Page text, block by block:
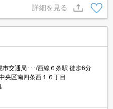
ット犬猫可。追焚。初期費用カー
詳細を見る
市交通局･･･/西線６条駅 徒歩6分
央区南四条西１６丁目